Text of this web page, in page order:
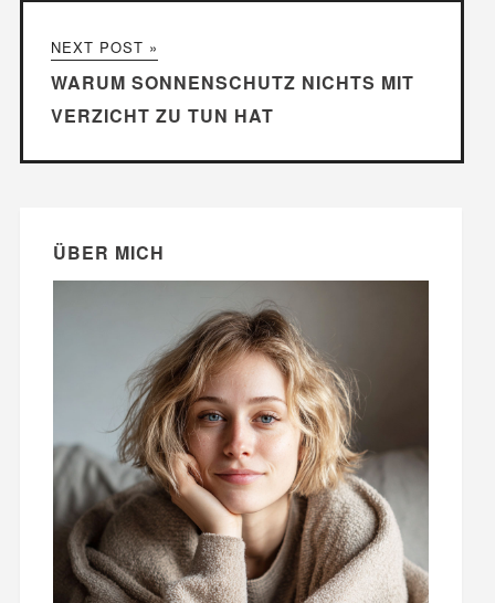
NEXT POST »
WARUM SONNENSCHUTZ NICHTS MIT
VERZICHT ZU TUN HAT
ÜBER MICH